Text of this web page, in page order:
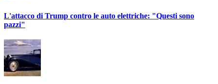
L'attacco di Trump contro le auto elettriche: "Questi sono
pazzi"